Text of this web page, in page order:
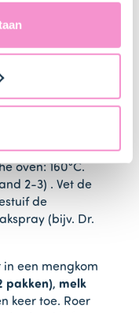
naar de
49 AVG. Raadpleeg
in de Verenigde
van de oven
oven: 160°C.
2-3) . Vet de
de
(bijv. Dr.
in een mengkom
pakken), melk
keer toe. Roer